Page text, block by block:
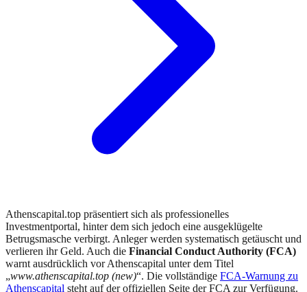
Athenscapital.top präsentiert sich als professionelles
Investmentportal, hinter dem sich jedoch eine ausgeklügelte
Betrugsmasche verbirgt. Anleger werden systematisch getäuscht und
verlieren ihr Geld. Auch die Financial Conduct Authority (FCA)
warnt ausdrücklich vorAthenscapital unter dem Titel
„www.athenscapital.top (new)“. Die vollständige FCA-Warnung zu
Athenscapital steht auf der offiziellen Seite derFCA zur Verfügung.